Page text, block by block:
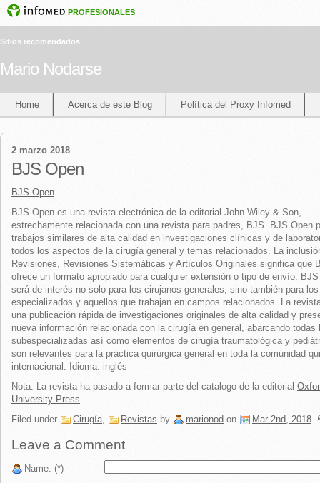
PROFESIONALES
Sitios recomendados
Mario Nodarse
Home Acerca de este Blog Política del Proxy Infomed
2 marzo 2018
BJS Open
BJS Open
BJS Open es una revista electrónica de la editorial John Wiley & Son,
estrechamente relacionada con una revista para padres, BJS. BJS Open
trabajos similares de alta calidad en investigaciones clínicas y de
todos los aspectos de la cirugía general y temas relacionados. La
Revisiones, Revisiones Sistemáticas y Artículos Originales significa que
ofrece un formato apropiado para cualquier extensión o tipo de envío.
será de interés no solo para los cirujanos generales, sino también para
especializados y aquellos que trabajan en campos relacionados. La
una publicación rápida de investigaciones originales de alta calidad y
nueva información relacionada con la cirugía en general, abarcando todas
subespecializadas así como elementos de cirugía traumatológica y
son relevantes para la práctica quirúrgica general en toda la comunidad
internacional. Idioma: inglés
Nota: La revista ha pasado a formar parte del catalogo de la editorial
University Press
Filed under
Cirugía, Revistas by marionod on Mar 2nd, 2018.
Leave a Comment
Name: (*)